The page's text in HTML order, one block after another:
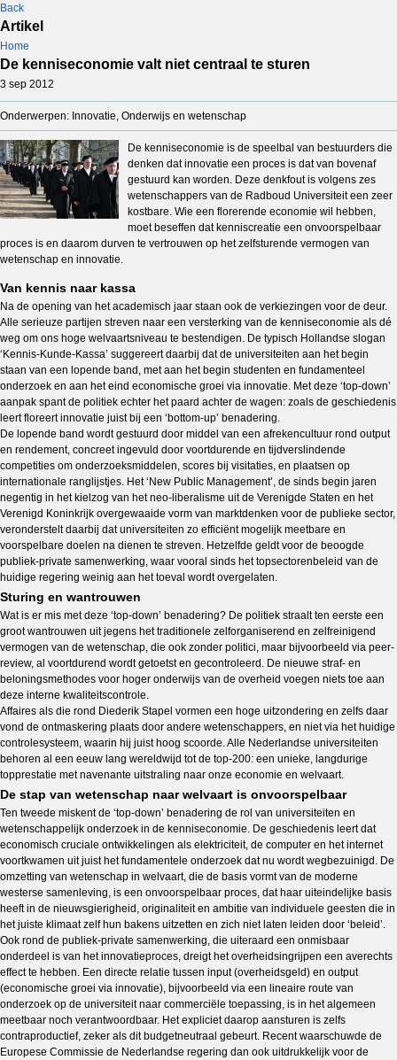
Back
Artikel
Home
De kenniseconomie valt niet centraal te sturen
3 sep 2012
Onderwerpen: Innovatie, Onderwijs en wetenschap
De kenniseconomie is de speelbal van bestuurders die
denken dat innovatie een proces is dat van bovenaf
gestuurd kan worden. Deze denkfout is volgens zes
wetenschappers van de Radboud Universiteit een zeer
kostbare. Wie een florerende economie wil hebben,
moet beseffen dat kenniscreatie een onvoorspelbaar
proces is en daarom durven te vertrouwen op het zelfsturende vermogen van
wetenschap en innovatie.
Van kennis naar kassa
Na de opening van het academisch jaar staan ook de verkiezingen voor de deur.
Alle serieuze partijen streven naar een versterking van de kenniseconomie als dé
weg om ons hoge welvaartsniveau te bestendigen. De typisch Hollandse slogan
‘Kennis-Kunde-Kassa’ suggereert daarbij dat de universiteiten aan het begin
staan van een lopende band, met aan het begin studenten en fundamenteel
onderzoek en aan het eind economische groei via innovatie. Met deze ‘top-down’
aanpak spant de politiek echter het paard achter de wagen: zoals de geschiedenis
leert floreert innovatie juist bij een ‘bottom-up’ benadering.
De lopende band wordt gestuurd door middel van een afrekencultuur rond output
en rendement, concreet ingevuld door voortdurende en tijdverslindende
competities om onderzoeksmiddelen, scores bij visitaties, en plaatsen op
internationale ranglijstjes. Het ‘New Public Management’, de sinds begin jaren
negentig in het kielzog van het neo-liberalisme uit de Verenigde Staten en het
Verenigd Koninkrijk overgewaaide vorm van marktdenken voor de publieke sector,
veronderstelt daarbij dat universiteiten zo efficiënt mogelijk meetbare en
voorspelbare doelen na dienen te streven. Hetzelfde geldt voor de beoogde
publiek-private samenwerking, waar vooral sinds het topsectorenbeleid van de
huidige regering weinig aan het toeval wordt overgelaten.
Sturing en wantrouwen
Wat is er mis met deze ‘top-down’ benadering? De politiek straalt ten eerste een
groot wantrouwen uit jegens het traditionele zelforganiserend en zelfreinigend
vermogen van de wetenschap, die ook zonder politici, maar bijvoorbeeld via peer-
review, al voortdurend wordt getoetst en gecontroleerd. De nieuwe straf- en
beloningsmethodes voor hoger onderwijs van de overheid voegen niets toe aan
deze interne kwaliteitscontrole.
Affaires als die rond Diederik Stapel vormen een hoge uitzondering en zelfs daar
vond de ontmaskering plaats door andere wetenschappers, en niet via het huidige
controlesysteem, waarin hij juist hoog scoorde. Alle Nederlandse universiteiten
behoren al een eeuw lang wereldwijd tot de top-200: een unieke, langdurige
topprestatie met navenante uitstraling naar onze economie en welvaart.
De stap van wetenschap naar welvaart is onvoorspelbaar
Ten tweede miskent de ‘top-down’ benadering de rol van universiteiten en
wetenschappelijk onderzoek in de kenniseconomie. De geschiedenis leert dat
economisch cruciale ontwikkelingen als elektriciteit, de computer en het internet
voortkwamen uit juist het fundamentele onderzoek dat nu wordt wegbezuinigd. De
omzetting van wetenschap in welvaart, die de basis vormt van de moderne
westerse samenleving, is een onvoorspelbaar proces, dat haar uiteindelijke basis
heeft in de nieuwsgierigheid, originaliteit en ambitie van individuele geesten die in
het juiste klimaat zelf hun bakens uitzetten en zich niet laten leiden door ‘beleid’.
Ook rond de publiek-private samenwerking, die uiteraard een onmisbaar
onderdeel is van het innovatieproces, dreigt het overheidsingrijpen een averechts
effect te hebben. Een directe relatie tussen input (overheidsgeld) en output
(economische groei via innovatie), bijvoorbeeld via een lineaire route van
onderzoek op de universiteit naar commerciële toepassing, is in het algemeen
meetbaar noch verantwoordbaar. Het expliciet daarop aansturen is zelfs
contraproductief, zeker als dit budgetneutraal gebeurt. Recent waarschuwde de
Europese Commissie de Nederlandse regering dan ook uitdrukkelijk voor de